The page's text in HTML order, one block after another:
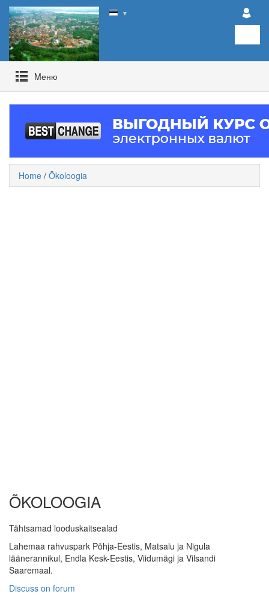
▼
Mеню
Home / Õkoloogia
ÕKOLOOGIA
Tähtsamad looduskaitsealad
Lahemaa rahvuspark Põhja-Eestis, Matsalu ja Nigula
läänerannikul, Endla Kesk-Eestis, Viidumägi ja Vilsandi
Saaremaal.
Discuss on forum